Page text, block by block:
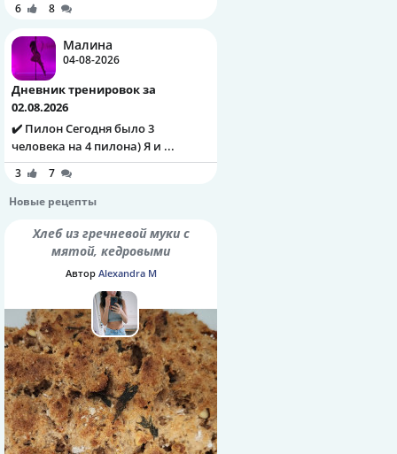
6 8
Малина
04-08-2026
Дневник тренировок за
02.08.2026
✔️ Пилон Сегодня было 3
человека на 4 пилона) Я и ...
3
7
Новые рецепты
Хлеб из гречневой муки с
мятой, кедровыми
орешками и семенами
Автор Alexandra M